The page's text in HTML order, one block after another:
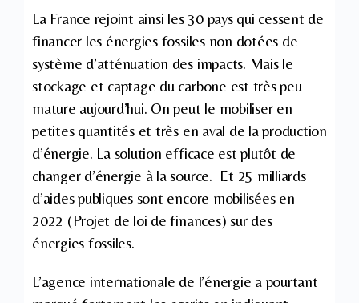
La France rejoint ainsi les 30 pays qui cessent de
financer les énergies fossiles non dotées de
système d’atténuation des impacts. Mais le
stockage et captage du carbone est très peu
mature aujourd’hui. On peut le mobiliser en
petites quantités et très en aval de la production
d’énergie. La solution efficace est plutôt de
changer d’énergie à la source. Et 25 milliards
d’aides publiques sont encore mobilisées en
2022 (Projet de loi de finances) sur des
énergies fossiles.
L’agence internationale de l’énergie a pourtant